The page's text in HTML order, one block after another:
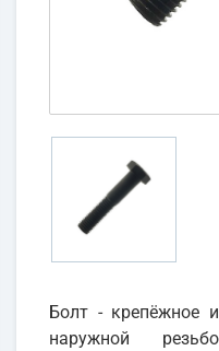
Болт - крепёжное
наружной